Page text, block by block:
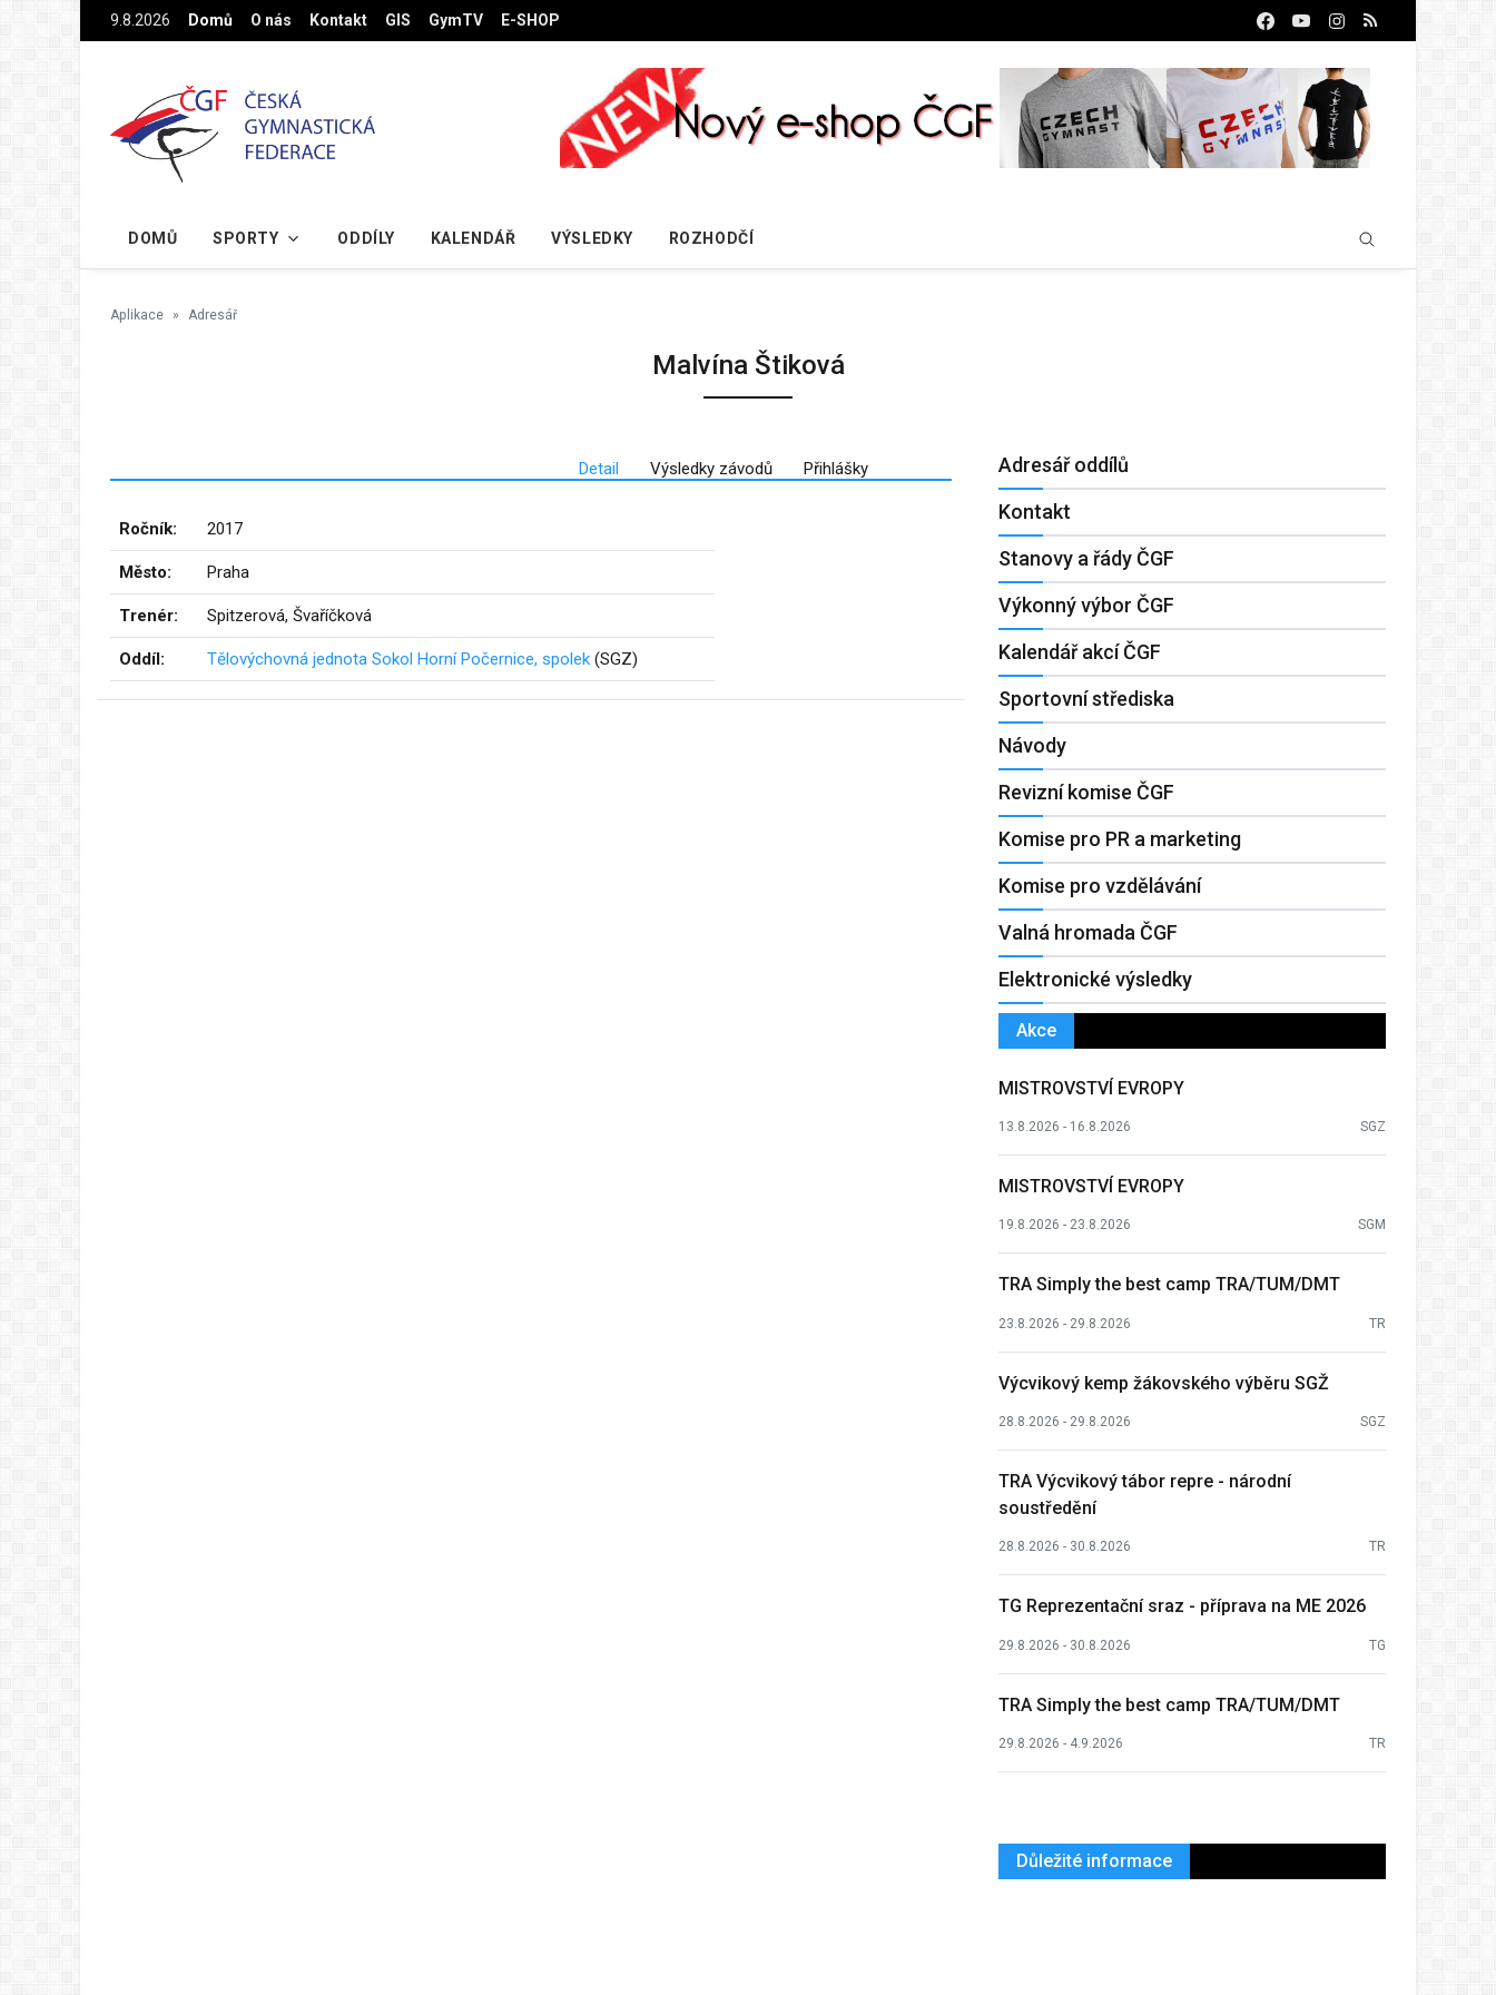
Na hlavní obsah9.8.2026 Domů O nás Kontakt GIS GymTV E-SHOP
DOMŮ SPORTY ODDÍLY KALENDÁŘ VÝSLEDKY ROZHODČÍ
Aplikace Adresář
Malvína Štiková
Detail Výsledky závodů Přihlášky
Ročník: 2017
Město: Praha
Trenér: Spitzerová, Švaříčková
Oddíl: Tělovýchovná jednota Sokol Horní Počernice, spolek (SGZ)
Adresář oddílů
Kontakt
Stanovy a řády ČGF
Výkonný výbor ČGF
Kalendář akcí ČGF
Sportovní střediska
Návody
Revizní komise ČGF
Komise pro PR a marketing
Komise pro vzdělávání
Valná hromada ČGF
Elektronické výsledky
Akce
MISTROVSTVÍ EVROPY
13.8.2026 - 16.8.2026 SGZ
MISTROVSTVÍ EVROPY
19.8.2026 - 23.8.2026 SGM
TRA Simply the best camp TRA/TUM/DMT
23.8.2026 - 29.8.2026 TR
Výcvikový kemp žákovského výběru SGŽ
28.8.2026 - 29.8.2026 SGZ
TRA Výcvikový tábor repre - národní
soustředění
28.8.2026 - 30.8.2026 TR
TG Reprezentační sraz - příprava na ME 2026
29.8.2026 - 30.8.2026 TG
TRA Simply the best camp TRA/TUM/DMT
29.8.2026 - 4.9.2026 TR
Důležité informace